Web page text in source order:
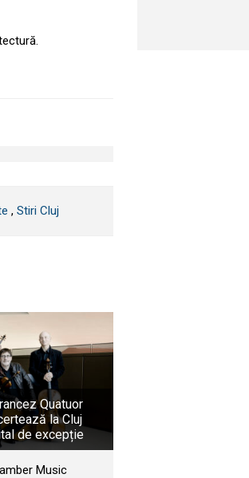
, Stiri Cluj
Quatuor
la Cluj
de excepție
Music